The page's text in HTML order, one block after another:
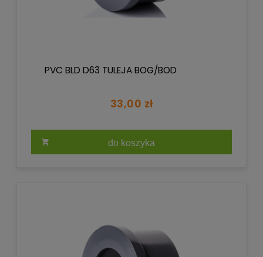
PVC BLD D63 TULEJA BOG/BOD
33,00 zł
do koszyka